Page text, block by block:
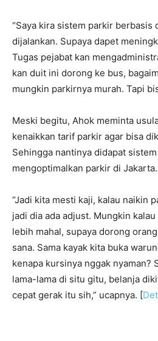
“Saya kira sistem parkir
dijalankan. Supaya dapet
Tugas pejabat kan
kan duit ini dorong ke bus,
mungkin parkirnya murah. Tapi
Meski begitu, Ahok meminta
kenaikkan tarif parkir agar bisa
Sehingga nantinya didapat
mengoptimalkan parkir di Jakarta.
“Jadi kita mesti kaji, kalau naikin
jadi dia ada adjust. Mungkin
lebih mahal, supaya dorong
sana. Sama kayak kita buka
kenapa kursinya nggak nyaman?
lama-lama di situ gitu, belanja
cepat gerak itu sih,” ucapnya. [